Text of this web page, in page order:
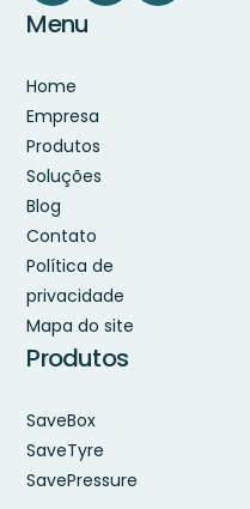
Menu
Home
Empresa
Produtos
Soluções
Blog
Contato
Política de
privacidade
Mapa do site
Produtos
SaveBox
SaveTyre
SavePressure